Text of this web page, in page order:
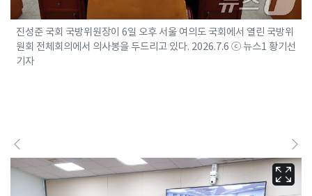
진성준 국회 국방위원장이 6일 오후 서울 여의도 국회에서 열린 국방위
원회 전체회의에서 의사봉을 두드리고 있다. 2026.7.6 ⓒ 뉴스1 황기선
기자